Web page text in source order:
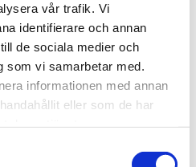
vår trafik. Vi
identifierare och annan
de sociala medier och
som vi samarbetar med.
informationen med annan
eller som de har
och uppfriskande smak
Detta helvita
sval grönmyntasmak som
De diskreta portionerna är
långvarig